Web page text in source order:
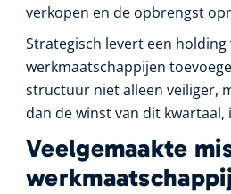
verkopen en de opbrengst
Strategisch levert een
werkmaatschappijen
structuur niet alleen veiliger,
dan de winst van dit
Veelgemaakte